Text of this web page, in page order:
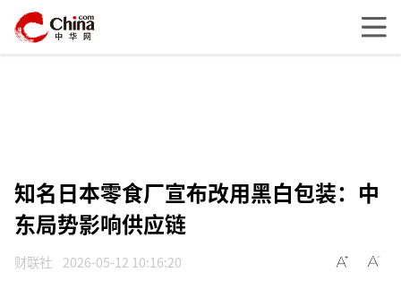
知名日本零食厂宣布改用黑白包装：中
东局势影响供应链
财联社 2026-05-12 10:16:20